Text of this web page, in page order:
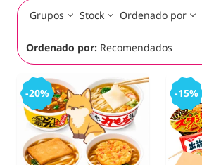
Grupos Stock Ordenado por
Ordenado por: Recomendados
-20% -15%